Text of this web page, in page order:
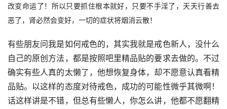
改变命运了！所以只要抓住根本就好，只要不手淫了，天天行善去
恶了，肾必然会变好，一切的症状将烟消云散！
有些朋友问我是如何戒色的，其实我就是戒色新人，没什么
自己的原创方法，都是按照吧里精品贴的要求去做的。不过
确实有些人真的太懒了，他想恢复身体，却不愿意认真看精
品贴。以这样的态度对待戒色，成功的可能性微乎其微啊！
话这样讲是不错，但总有些懒人，你怎么讲，他都不愿翻精